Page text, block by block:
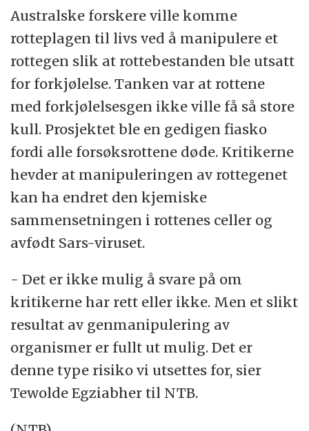
Australske forskere ville komme
rotteplagen til livs ved å manipulere et
rottegen slik at rottebestanden ble utsatt
for forkjølelse. Tanken var at rottene
med forkjølelsesgen ikke ville få så store
kull. Prosjektet ble en gedigen fiasko
fordi alle forsøksrottene døde. Kritikerne
hevder at manipuleringen av rottegenet
kan ha endret den kjemiske
sammensetningen i rottenes celler og
avfødt Sars-viruset.
- Det er ikke mulig å svare på om
kritikerne har rett eller ikke. Men et slikt
resultat av genmanipulering av
organismer er fullt ut mulig. Det er
denne type risiko vi utsettes for, sier
Tewolde Egziabher til NTB.